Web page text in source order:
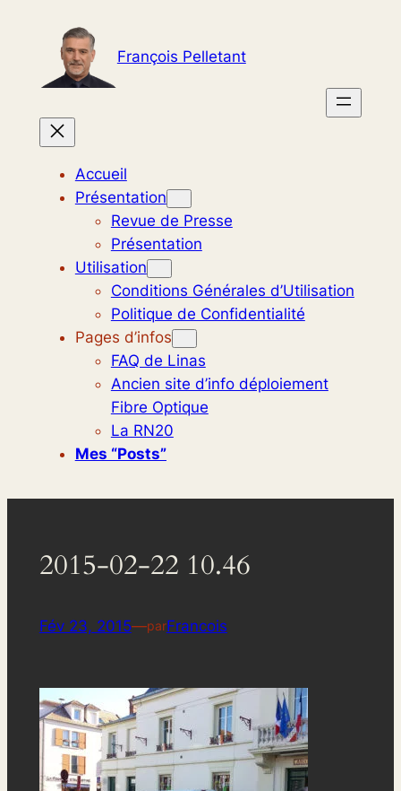
contenu
François Pelletant
Accueil
Présentation
Revue de Presse
Présentation
Utilisation
Conditions Générales d’Utilisation
Politique de Confidentialité
Pages d’infos
FAQ de Linas
Ancien site d’info déploiement
Fibre Optique
La RN20
Mes “posts”
2015-02-22 10.46
Fév 23, 2015—parFrancois